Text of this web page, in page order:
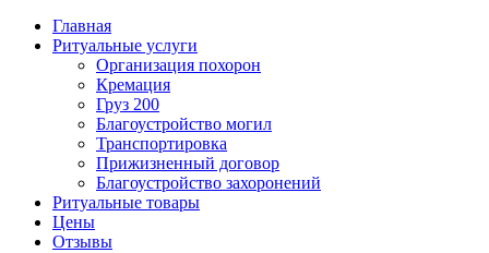
Главная
Ритуальные услуги
Организация похорон
Кремация
Груз 200
Благоустройство могил
Транспортировка
Прижизненный договор
Благоустройство захоронений
Ритуальные товары
Цены
Отзывы